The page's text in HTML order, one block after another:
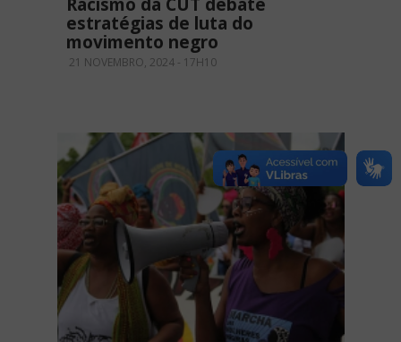
Racismo da CUT debate
estratégias de luta do
movimento negro
21 NOVEMBRO, 2024 - 17H10